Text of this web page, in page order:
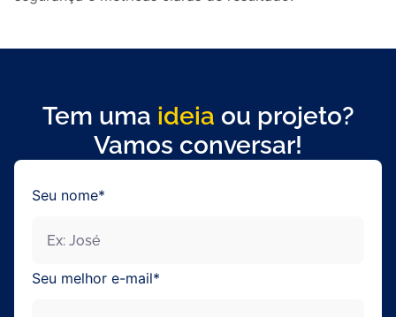
Tem uma ideia ou projeto?
Vamos conversar!
Seu nome*
Seu melhor e-mail*